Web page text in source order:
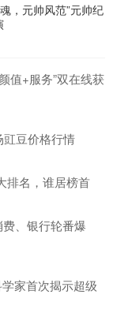
，元帅风范”元帅纪
值+服务”双在线获
豇豆价格行情
排名，谁居榜首
、银行轮番爆
家首次揭示超级